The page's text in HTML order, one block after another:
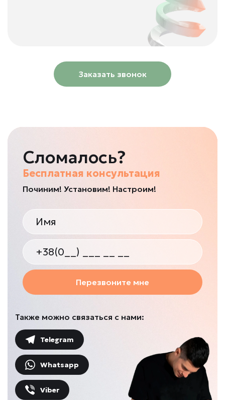
Заказать звонок
Сломалось?
Бесплатная консультация
Починим! Установим! Настроим!
Перезвоните мне
Также можно связаться с нами:
Telegram
Whatsapp
Viber